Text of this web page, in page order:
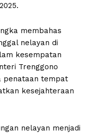
membahas
nelayan di
kesempatan
Trenggono
penataan tempat
kesejahteraan
nelayan menjadi